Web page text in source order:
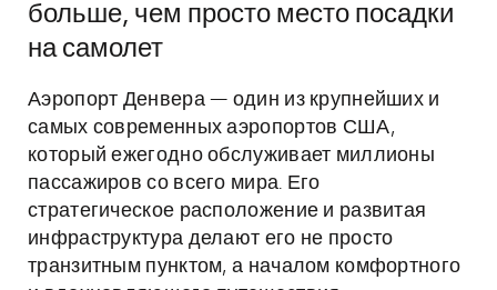
больше, чем просто место посадки
на самолет
Аэропорт Денвера — один из крупнейших и
самых современных аэропортов США,
который ежегодно обслуживает миллионы
пассажиров со всего мира. Его
стратегическое расположение и развитая
инфраструктура делают его не просто
транзитным пунктом, а началом комфортного